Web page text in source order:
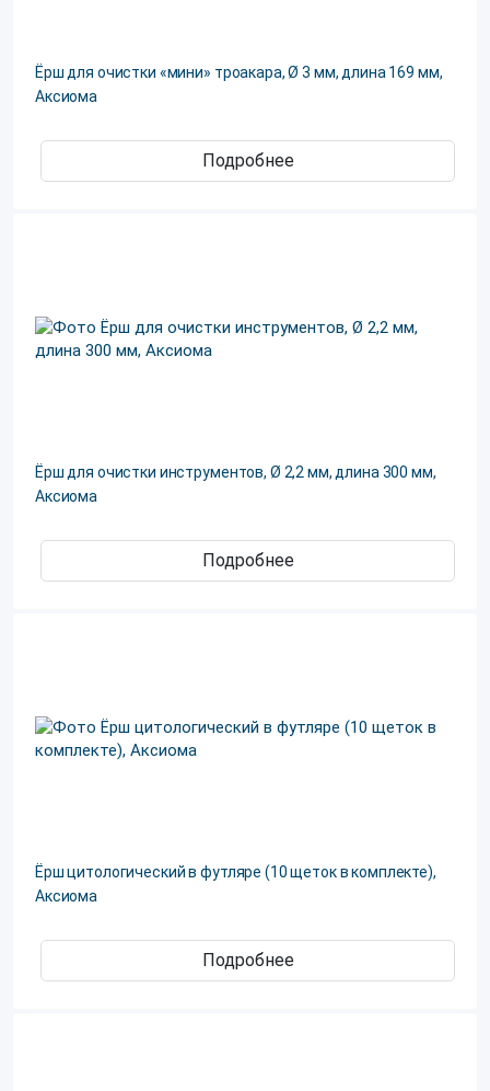
Ёрш для очистки «мини» троакара, Ø 3 мм, длина 169 мм,
Аксиома
Подробнее
Ёрш для очистки инструментов, Ø 2,2 мм, длина 300 мм,
Аксиома
Подробнее
Ёрш цитологический в футляре (10 щеток в комплекте),
Аксиома
Подробнее